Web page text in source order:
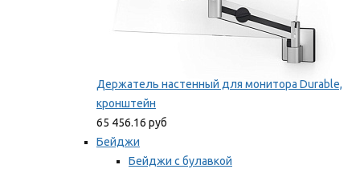
Держатель настенный для монитора Durable,
кронштейн
65 456.16 руб
Бейджи
Бейджи с булавкой